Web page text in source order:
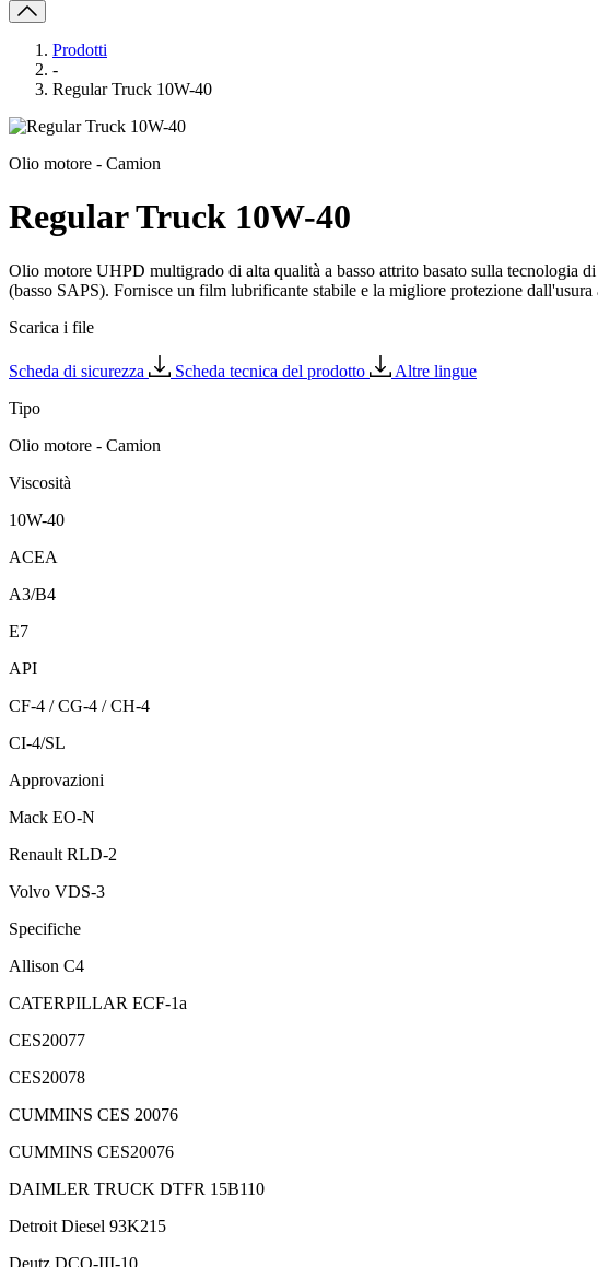
Prodotti
-
Regular Truck 10W-40
Olio motore - Camion
Regular Truck 10W-40
Olio motore UHPD multigrado di alta qualità a basso attrito basato sulla tecnologia
(basso SAPS). Fornisce un film lubrificante stabile e la migliore protezione dall'usura
Scarica i file
Scheda di sicurezza Scheda tecnica del prodotto
Altre lingue
Tipo
Olio motore - Camion
Viscosità
10W-40
ACEA
A3/B4
E7
API
CF-4 / CG-4 / CH-4
CI-4/SL
Approvazioni
Mack EO-N
Renault RLD-2
Volvo VDS-3
Specifiche
Allison C4
CATERPILLAR ECF-1a
CES20077
CES20078
CUMMINS CES 20076
CUMMINS CES20076
DAIMLER TRUCK DTFR 15B110
Detroit Diesel 93K215
Deutz DCQ-III-10